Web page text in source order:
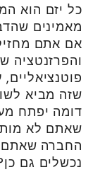
כל יזם הוא
מאמינים
אם אתם
והפרזנטציה
שזה מביא
דומה יפתח
שאתם לא
החברה שאתם
נכשלים גם